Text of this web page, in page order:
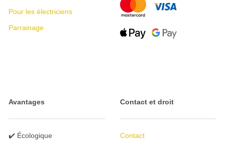
Pour les électriciens
Parrainage
Avantages
✔️ Écologique
Contact et droit
Contact